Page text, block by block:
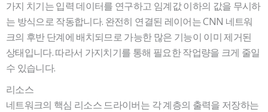
가지 치기는 입력 데이터를 연구하고 임계값 이하의 값을 무시하
는 방식으로 작동합니다. 완전히 연결된 레이어는 CNN 네트워
크의 후반 단계에 배치되므로 가능한 많은 기능이 이미 제거된
상태입니다. 따라서 가지치기를 통해 필요한 작업량을 크게 줄일
수 있습니다.
리소스
네트워크의 핵심 리소스 드라이버는 각 계층의 출력을 저장하는